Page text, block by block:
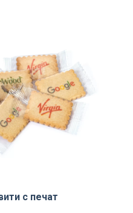
с печат